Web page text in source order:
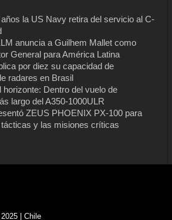
la US Navy retira del servicio al C-
anuncia a Guilhem Mallet como
General para América Latina
por diez su capacidad de
radares en Brasil
horizonte: Dentro del vuelo de
largo del A350-1000ULR
ZEUS PHOENIX PX-100 para
y las misiones críticas
| Chile